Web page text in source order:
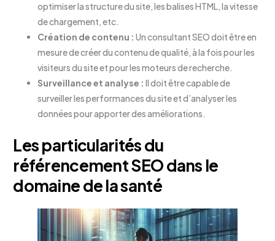
optimiser la structure du site, les balises HTML, la vitesse
de chargement, etc.
Création de contenu : Un consultant SEO doit être en
mesure de créer du contenu de qualité, à la fois pour les
visiteurs du site et pour les moteurs de recherche.
Surveillance et analyse : Il doit être capable de
surveiller les performances du site et d’analyser les
données pour apporter des améliorations.
Les particularités du
référencement SEO dans le
domaine de la santé